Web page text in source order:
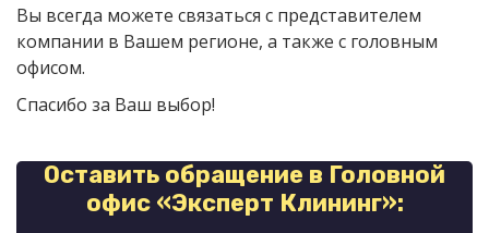
Вы всегда можете связаться с представителем
компании в Вашем регионе, а также с головным
офисом.
Спасибо за Ваш выбор!
Оставить обращение в Головной
офис «Эксперт Клининг»: